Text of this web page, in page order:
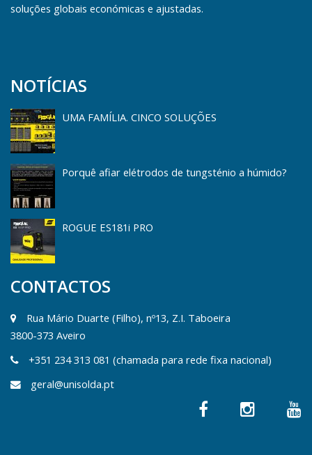
soluções globais económicas e ajustadas.
NOTÍCIAS
UMA FAMÍLIA. CINCO SOLUÇÕES
Porquê afiar elétrodos de tungsténio a húmido?
ROGUE ES181i PRO
CONTACTOS
Rua Mário Duarte (Filho), nº13, Z.I. Taboeira
3800-373 Aveiro
+351 234 313 081 (chamada para rede fixa nacional)
geral@unisolda.pt